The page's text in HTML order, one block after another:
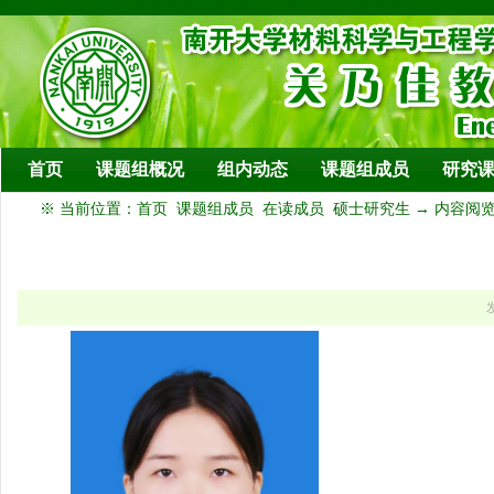
首页 课题组概况 组内动态 课题组成员 研究
※ 当前位置： 首页 课题组成员 在读成员 硕士研究生 → 内容阅